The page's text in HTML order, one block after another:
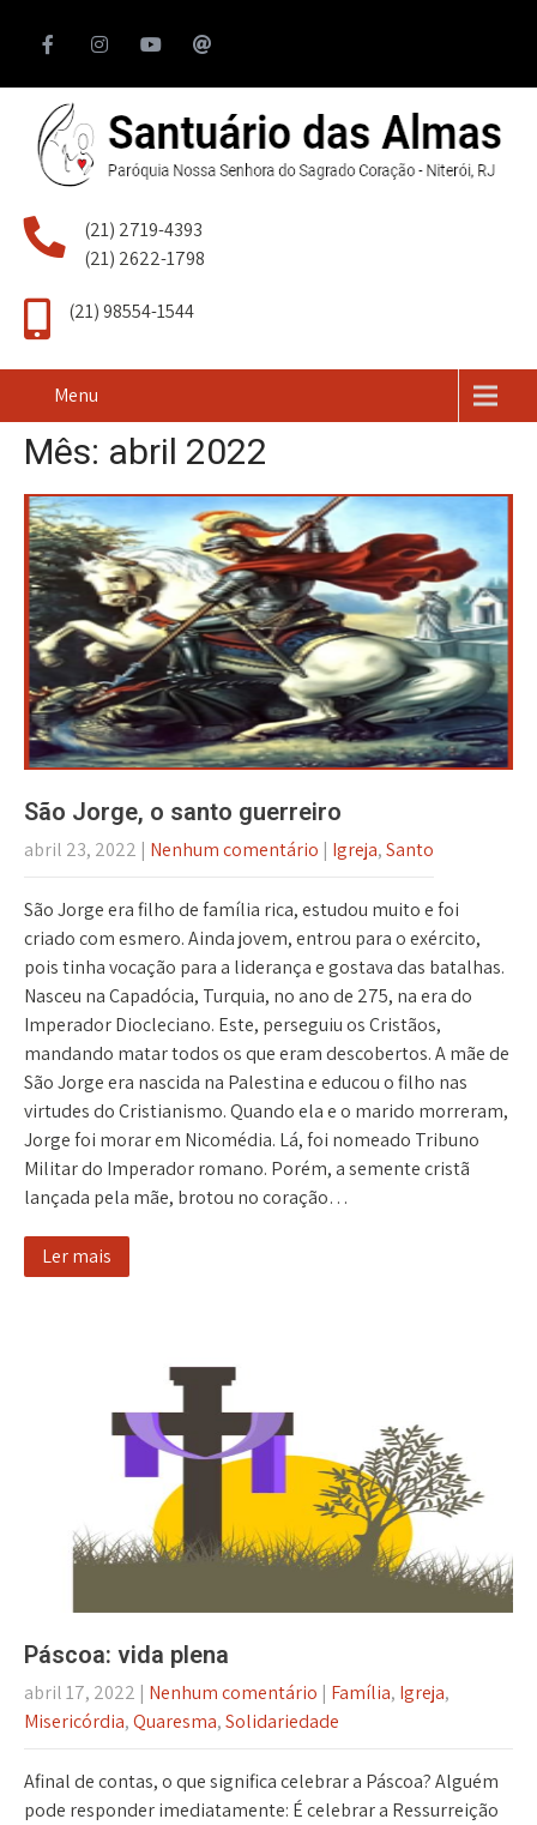
(21) 2719-4393
(21) 2622-1798
(21) 98554-1544
Menu
Mês: abril 2022
São Jorge, o santo guerreiro
abril 23, 2022 | Nenhum comentário | Igreja,Santo
São Jorge era filho de família rica, estudou muito e foi
criado com esmero. Ainda jovem, entrou para o exército,
pois tinha vocação para a liderança e gostava das batalhas.
Nasceu na Capadócia, Turquia, no ano de 275, na era do
Imperador Diocleciano. Este, perseguiu os Cristãos,
mandando matar todos os que eram descobertos. A mãe de
São Jorge era nascida na Palestina e educou o filho nas
virtudes do Cristianismo. Quando ela e o marido morreram,
Jorge foi morar em Nicomédia. Lá, foi nomeado Tribuno
Militar do Imperador romano. Porém, a semente cristã
lançada pela mãe, brotou no coração…
Ler mais
Páscoa: vida plena
abril 17, 2022 | Nenhum comentário | Família, Igreja,
Misericórdia,Quaresma,Solidariedade
Afinal de contas, o que significa celebrar a Páscoa? Alguém
pode responder imediatamente: É celebrar a Ressurreição